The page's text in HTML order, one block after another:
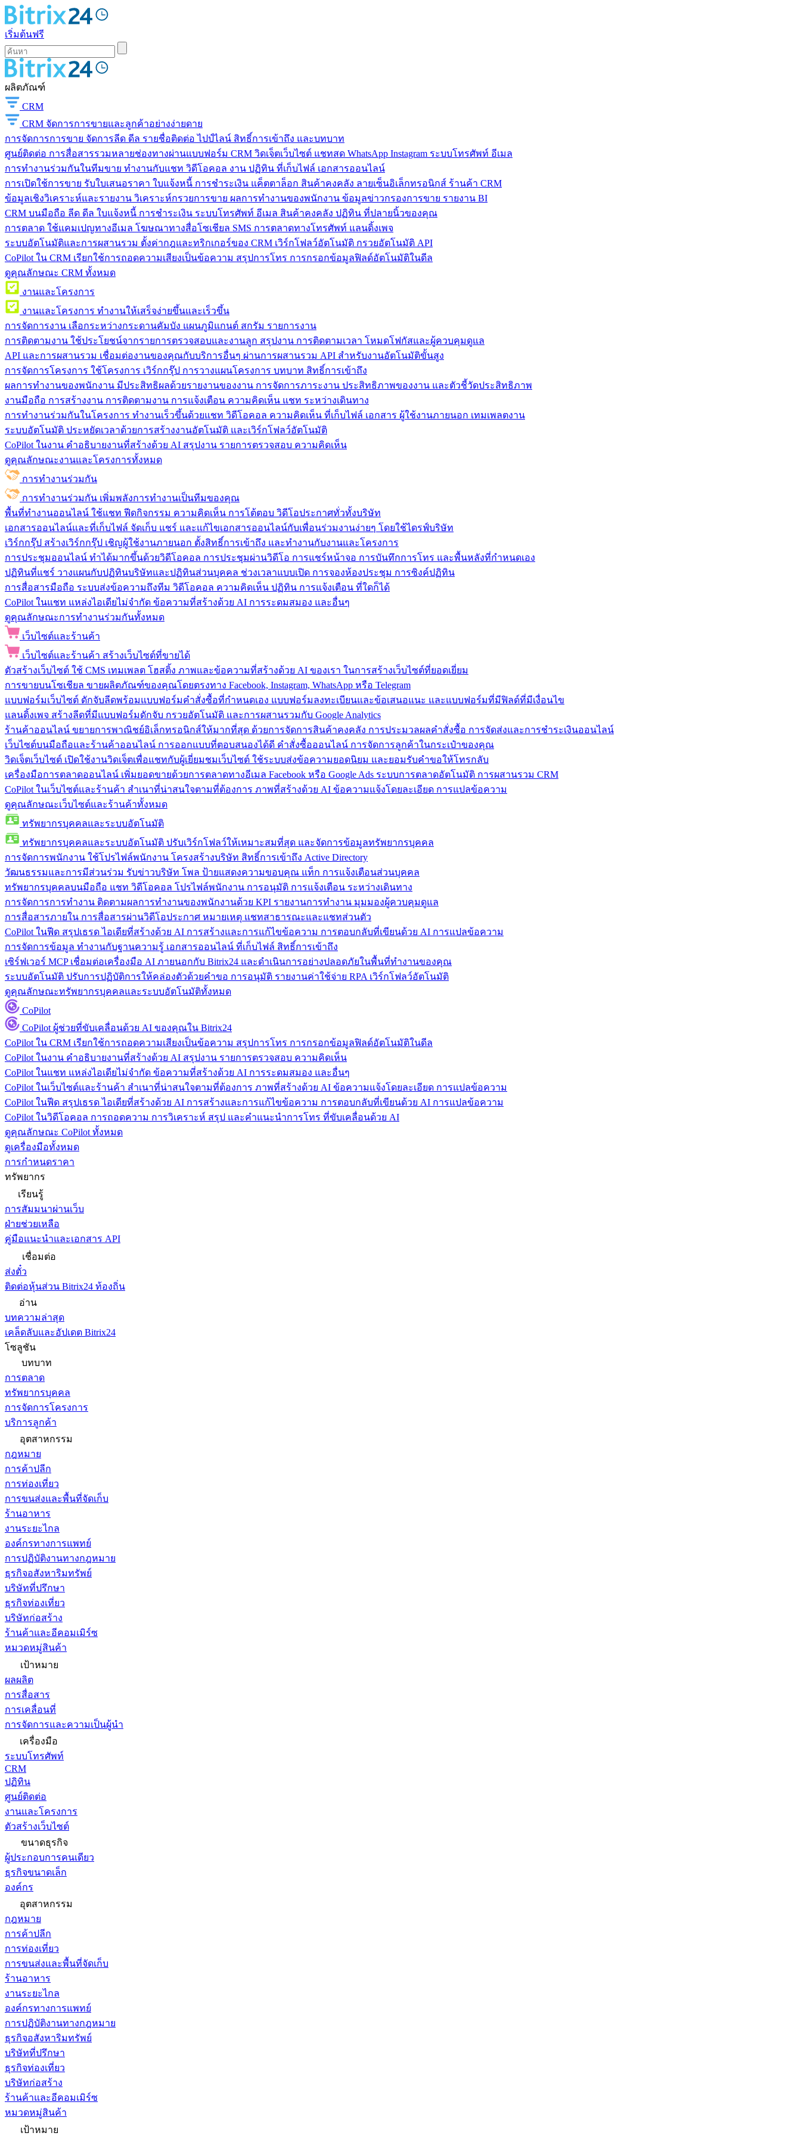
เริ่มต้นฟรี
ผลิตภัณฑ์
CRM
CRM จัดการการขายและลูกค้าอย่างง่ายดาย
การจัดการการขาย จัดการลีด ดีล รายชื่อติดต่อ ไปป์ไลน์ สิทธิ์การเข้าถึง และบทบาท
ศูนย์ติดต่อ การสื่อสารรวมหลายช่องทางผ่านแบบฟอร์ม CRM วิดเจ็ตเว็บไซต์ แชทสด WhatsApp Instagram ระบบโทรศัพท์ อีเมล
การทำงานร่วมกันในทีมขาย ทำงานกับแชท วิดีโอคอล งาน ปฏิทิน ที่เก็บไฟล์ เอกสารออนไลน์
การเปิดใช้การขาย รับใบเสนอราคา ใบแจ้งหนี้ การชำระเงิน แค็ตตาล็อก สินค้าคงคลัง ลายเซ็นอิเล็กทรอนิกส์ ร้านค้า CRM
ข้อมูลเชิงวิเคราะห์และรายงาน วิเคราะห์กรวยการขาย ผลการทำงานของพนักงาน ข้อมูลข่าวกรองการขาย รายงาน BI
CRM บนมือถือ ลีด ดีล ใบแจ้งหนี้ การชำระเงิน ระบบโทรศัพท์ อีเมล สินค้าคงคลัง ปฏิทิน ที่ปลายนิ้วของคุณ
การตลาด ใช้แคมเปญทางอีเมล โฆษณาทางสื่อโซเชียล SMS การตลาดทางโทรศัพท์ แลนดิ้งเพจ
ระบบอัตโนมัติและการผสานรวม ตั้งค่ากฎและทริกเกอร์ของ CRM เวิร์กโฟลว์อัตโนมัติ กรวยอัตโนมัติ API
CoPilot ใน CRM เรียกใช้การถอดความเสียงเป็นข้อความ สรุปการโทร การกรอกข้อมูลฟิลด์อัตโนมัติในดีล
ดูคุณลักษณะ CRM ทั้งหมด
งานและโครงการ
งานและโครงการ ทำงานให้เสร็จง่ายขึ้นและเร็วขึ้น
การจัดการงาน เลือกระหว่างกระดานคัมบัง แผนภูมิแกนต์ สกรัม รายการงาน
การติดตามงาน ใช้ประโยชน์จากรายการตรวจสอบและงานลูก สรุปงาน การติดตามเวลา โหมดโฟกัสและผู้ควบคุมดูแล
API และการผสานรวม เชื่อมต่องานของคุณกับบริการอื่นๆ ผ่านการผสานรวม API สำหรับงานอัตโนมัติขั้นสูง
การจัดการโครงการ ใช้โครงการ เวิร์กกรุ๊ป การวางแผนโครงการ บทบาท สิทธิ์การเข้าถึง
ผลการทำงานของพนักงาน มีประสิทธิผลด้วยรายงานของงาน การจัดการภาระงาน ประสิทธิภาพของงาน และตัวชี้วัดประสิทธิภาพ
งานมือถือ การสร้างงาน การติดตามงาน การแจ้งเตือน ความคิดเห็น แชท ระหว่างเดินทาง
การทำงานร่วมกันในโครงการ ทํางานเร็วขึ้นด้วยแชท วิดีโอคอล ความคิดเห็น ที่เก็บไฟล์ เอกสาร ผู้ใช้งานภายนอก เทมเพลตงาน
ระบบอัตโนมัติ ประหยัดเวลาด้วยการสร้างงานอัตโนมัติ และเวิร์กโฟลว์อัตโนมัติ
CoPilot ในงาน คำอธิบายงานที่สร้างด้วย AI สรุปงาน รายการตรวจสอบ ความคิดเห็น
ดูคุณลักษณะงานและโครงการทั้งหมด
การทำงานร่วมกัน
การทำงานร่วมกัน เพิ่มพลังการทำงานเป็นทีมของคุณ
พื้นที่ทำงานออนไลน์ ใช้แชท ฟีดกิจกรรม ความคิดเห็น การโต้ตอบ วิดีโอประกาศทั่วทั้งบริษัท
เอกสารออนไลน์และที่เก็บไฟล์ จัดเก็บ แชร์ และแก้ไขเอกสารออนไลน์กับเพื่อนร่วมงานง่ายๆ โดยใช้ไดรฟ์บริษัท
เวิร์กกรุ๊ป สร้างเวิร์กกรุ๊ป เชิญผู้ใช้งานภายนอก ตั้งสิทธิ์การเข้าถึง และทำงานกับงานและโครงการ
การประชุมออนไลน์ ทำได้มากขึ้นด้วยวิดีโอคอล การประชุมผ่านวิดีโอ การแชร์หน้าจอ การบันทึกการโทร และพื้นหลังที่กำหนดเอง
ปฏิทินที่แชร์ วางแผนกับปฏิทินบริษัทและปฏิทินส่วนบุคคล ช่วงเวลาแบบเปิด การจองห้องประชุม การซิงค์ปฏิทิน
การสื่อสารมือถือ ระบบส่งข้อความถึงทีม วิดีโอคอล ความคิดเห็น ปฏิทิน การแจ้งเตือน ที่ใดก็ได้
CoPilot ในแชท แหล่งไอเดียไม่จำกัด ข้อความที่สร้างด้วย AI การระดมสมอง และอื่นๆ
ดูคุณลักษณะการทำงานร่วมกันทั้งหมด
เว็บไซต์และร้านค้า
เว็บไซต์และร้านค้า สร้างเว็บไซต์ที่ขายได้
ตัวสร้างเว็บไซต์ ใช้ CMS เทมเพลต โฮสติ้ง ภาพและข้อความที่สร้างด้วย AI ของเรา ในการสร้างเว็บไซต์ที่ยอดเยี่ยม
การขายบนโซเชียล ขายผลิตภัณฑ์ของคุณโดยตรงทาง Facebook, Instagram, WhatsApp หรือ Telegram
แบบฟอร์มเว็บไซต์ ดักจับลีดพร้อมแบบฟอร์มคำสั่งซื้อที่กำหนดเอง แบบฟอร์มลงทะเบียนและข้อเสนอแนะ และแบบฟอร์มที่มีฟิลด์ที่มีเงื่อนไข
แลนดิ้งเพจ สร้างลีดที่มีแบบฟอร์มดักจับ กรวยอัตโนมัติ และการผสานรวมกับ Google Analytics
ร้านค้าออนไลน์ ขยายการพาณิชย์อิเล็กทรอนิกส์ให้มากที่สุด ด้วยการจัดการสินค้าคงคลัง การประมวลผลคำสั่งซื้อ การจัดส่งและการชำระเงินออนไลน์
เว็บไซต์บนมือถือและร้านค้าออนไลน์ การออกแบบที่ตอบสนองได้ดี คำสั่งซื้อออนไลน์ การจัดการลูกค้าในกระเป๋าของคุณ
วิดเจ็ตเว็บไซต์ เปิดใช้งานวิดเจ็ตเพื่อแชทกับผู้เยี่ยมชมเว็บไซต์ ใช้ระบบส่งข้อความยอดนิยม และยอมรับคำขอให้โทรกลับ
เครื่องมือการตลาดออนไลน์ เพิ่มยอดขายด้วยการตลาดทางอีเมล Facebook หรือ Google Ads ระบบการตลาดอัตโนมัติ การผสานรวม CRM
CoPilot ในเว็บไซต์และร้านค้า สำเนาที่น่าสนใจตามที่ต้องการ ภาพที่สร้างด้วย AI ข้อความแจ้งโดยละเอียด การแปลข้อความ
ดูคุณลักษณะเว็บไซต์และร้านค้าทั้งหมด
ทรัพยากรบุคคลและระบบอัตโนมัติ
ทรัพยากรบุคคลและระบบอัตโนมัติ ปรับเวิร์กโฟลว์ให้เหมาะสมที่สุด และจัดการข้อมูลทรัพยากรบุคคล
การจัดการพนักงาน ใช้โปรไฟล์พนักงาน โครงสร้างบริษัท สิทธิ์การเข้าถึง Active Directory
วัฒนธรรมและการมีส่วนร่วม รับข่าวบริษัท โพล ป้ายแสดงความขอบคุณ แท็ก การแจ้งเตือนส่วนบุคคล
ทรัพยากรบุคคลบนมือถือ แชท วิดีโอคอล โปรไฟล์พนักงาน การอนุมัติ การแจ้งเตือน ระหว่างเดินทาง
การจัดการการทำงาน ติดตามผลการทำงานของพนักงานด้วย KPI รายงานการทำงาน มุมมองผู้ควบคุมดูแล
การสื่อสารภายใน การสื่อสารผ่านวิดีโอประกาศ หมายเหตุ แชทสาธารณะและแชทส่วนตัว
CoPilot ในฟีด สรุปเธรด ไอเดียที่สร้างด้วย AI การสร้างและการแก้ไขข้อความ การตอบกลับที่เขียนด้วย AI การแปลข้อความ
การจัดการข้อมูล ทำงานกับฐานความรู้ เอกสารออนไลน์ ที่เก็บไฟล์ สิทธิ์การเข้าถึง
เซิร์ฟเวอร์ MCP เชื่อมต่อเครื่องมือ AI ภายนอกกับ Bitrix24 และดำเนินการอย่างปลอดภัยในพื้นที่ทำงานของคุณ
ระบบอัตโนมัติ ปรับการปฏิบัติการให้คล่องตัวด้วยคำขอ การอนุมัติ รายงานค่าใช้จ่าย RPA เวิร์กโฟลว์อัตโนมัติ
ดูคุณลักษณะทรัพยากรบุคคลและระบบอัตโนมัติทั้งหมด
CoPilot
CoPilot ผู้ช่วยที่ขับเคลื่อนด้วย AI ของคุณใน Bitrix24
CoPilot ใน CRM เรียกใช้การถอดความเสียงเป็นข้อความ สรุปการโทร การกรอกข้อมูลฟิลด์อัตโนมัติในดีล
CoPilot ในงาน คำอธิบายงานที่สร้างด้วย AI สรุปงาน รายการตรวจสอบ ความคิดเห็น
CoPilot ในแชท แหล่งไอเดียไม่จำกัด ข้อความที่สร้างด้วย AI การระดมสมอง และอื่นๆ
CoPilot ในเว็บไซต์และร้านค้า สำเนาที่น่าสนใจตามที่ต้องการ ภาพที่สร้างด้วย AI ข้อความแจ้งโดยละเอียด การแปลข้อความ
CoPilot ในฟีด สรุปเธรด ไอเดียที่สร้างด้วย AI การสร้างและการแก้ไขข้อความ การตอบกลับที่เขียนด้วย AI การแปลข้อความ
CoPilot ในวิดีโอคอล การถอดความ การวิเคราะห์ สรุป และคำแนะนำการโทร ที่ขับเคลื่อนด้วย AI
ดูคุณลักษณะ CoPilot ทั้งหมด
ดูเครื่องมือทั้งหมด
การกำหนดราคา
ทรัพยากร
เรียนรู้
การสัมมนาผ่านเว็บ
ฝ่ายช่วยเหลือ
คู่มือแนะนำและเอกสาร API
เชื่อมต่อ
ส่งตั๋ว
ติดต่อหุ้นส่วน Bitrix24 ท้องถิ่น
อ่าน
บทความล่าสุด
เคล็ดลับและอัปเดต Bitrix24
โซลูชัน
บทบาท
การตลาด
ทรัพยากรบุคคล
การจัดการโครงการ
บริการลูกค้า
อุตสาหกรรม
กฎหมาย
การค้าปลีก
การท่องเที่ยว
การขนส่งและพื้นที่จัดเก็บ
ร้านอาหาร
งานระยะไกล
องค์กรทางการแพทย์
การปฏิบัติงานทางกฎหมาย
ธุรกิจอสังหาริมทรัพย์
บริษัทที่ปรึกษา
ธุรกิจท่องเที่ยว
บริษัทก่อสร้าง
ร้านค้าและอีคอมเมิร์ซ
หมวดหมู่สินค้า
เป้าหมาย
ผลผลิต
การสื่อสาร
การเคลื่อนที่
การจัดการและความเป็นผู้นำ
เครื่องมือ
ระบบโทรศัพท์
CRM
ปฏิทิน
ศูนย์ติดต่อ
งานและโครงการ
ตัวสร้างเว็บไซต์
ขนาดธุรกิจ
ผู้ประกอบการคนเดียว
ธุรกิจขนาดเล็ก
องค์กร
อุตสาหกรรม
กฎหมาย
การค้าปลีก
การท่องเที่ยว
การขนส่งและพื้นที่จัดเก็บ
ร้านอาหาร
งานระยะไกล
องค์กรทางการแพทย์
การปฏิบัติงานทางกฎหมาย
ธุรกิจอสังหาริมทรัพย์
บริษัทที่ปรึกษา
ธุรกิจท่องเที่ยว
บริษัทก่อสร้าง
ร้านค้าและอีคอมเมิร์ซ
หมวดหมู่สินค้า
เป้าหมาย